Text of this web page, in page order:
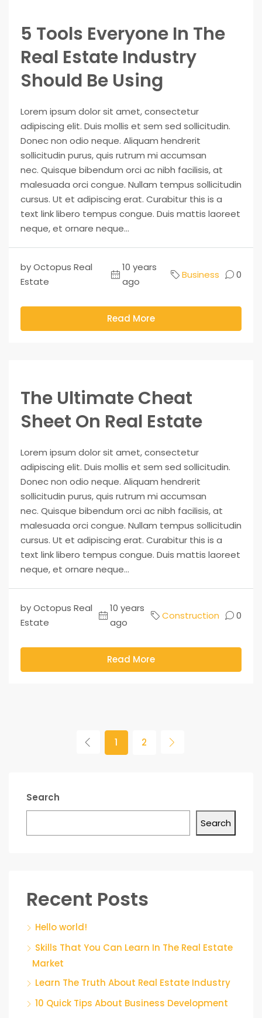
5 Tools Everyone In The
Real Estate Industry
Should Be Using
Lorem ipsum dolor sit amet, consectetur
adipiscing elit. Duis mollis et sem sed sollicitudin.
Donec non odio neque. Aliquam hendrerit
sollicitudin purus, quis rutrum mi accumsan
nec. Quisque bibendum orci ac nibh facilisis, at
malesuada orci congue. Nullam tempus sollicitudin
cursus. Ut et adipiscing erat. Curabitur this is a
text link libero tempus congue. Duis mattis laoreet
neque, et ornare neque...
by Octopus Real
Estate
10 years
ago
Business 0
Read More
The Ultimate Cheat
Sheet On Real Estate
Lorem ipsum dolor sit amet, consectetur
adipiscing elit. Duis mollis et sem sed sollicitudin.
Donec non odio neque. Aliquam hendrerit
sollicitudin purus, quis rutrum mi accumsan
nec. Quisque bibendum orci ac nibh facilisis, at
malesuada orci congue. Nullam tempus sollicitudin
cursus. Ut et adipiscing erat. Curabitur this is a
text link libero tempus congue. Duis mattis laoreet
neque, et ornare neque...
by Octopus Real
Estate
10 years
ago
Construction 0
Read More
1 2
Search
Search
Recent Posts
Hello world!
Skills That You Can Learn In The Real Estate
Market
Learn The Truth About Real Estate Industry
10 Quick Tips About Business Development